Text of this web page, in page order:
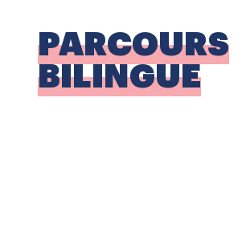
PARCOURS
BILINGUE